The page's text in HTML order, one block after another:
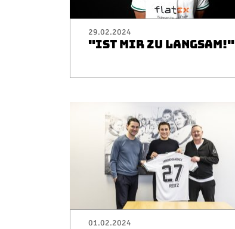
29.02.2024
"IST MIR ZU LANGSAM!"
01.02.2024